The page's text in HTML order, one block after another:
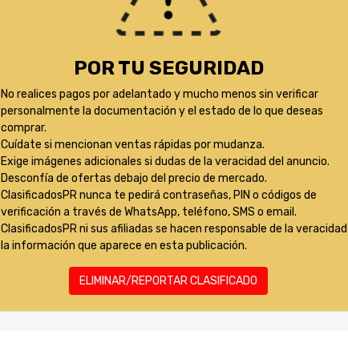
POR TU SEGURIDAD
No realices pagos por adelantado y mucho menos sin verificar
personalmente la documentación y el estado de lo que deseas
comprar.
Cuídate si mencionan ventas rápidas por mudanza.
Exige imágenes adicionales si dudas de la veracidad del anuncio.
Desconfía de ofertas debajo del precio de mercado.
ClasificadosPR nunca te pedirá contraseñas, PIN o códigos de
verificación a través de WhatsApp, teléfono, SMS o email.
ClasificadosPR ni sus afiliadas se hacen responsable de la
la información que aparece en esta publicación.
ELIMINAR/REPORTAR CLASIFICADO